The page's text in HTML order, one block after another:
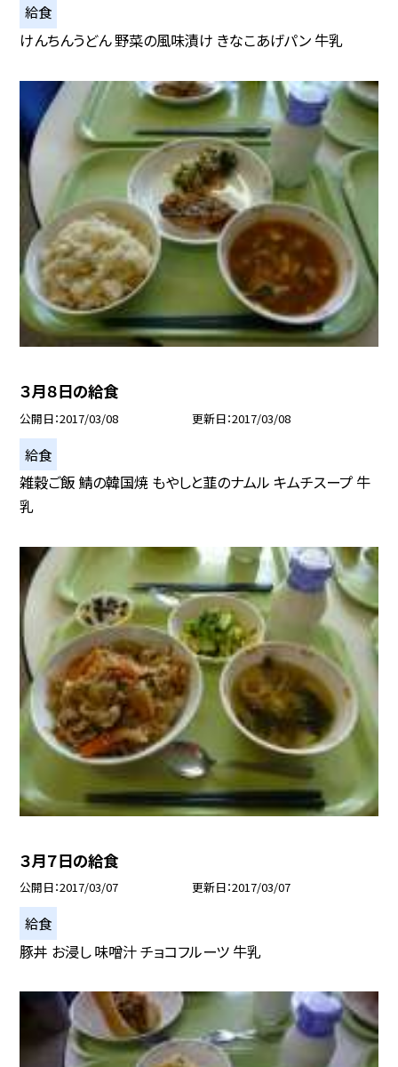
給食
けんちんうどん 野菜の風味漬け きなこあげパン 牛乳
３月８日の給食
公開日 2017/03/08 更新日 2017/03/08
給食
雑穀ご飯 鯖の韓国焼 もやしと韮のナムル キムチスープ 牛
乳
３月７日の給食
公開日 2017/03/07 更新日 2017/03/07
給食
豚丼 お浸し 味噌汁 チョコフルーツ 牛乳